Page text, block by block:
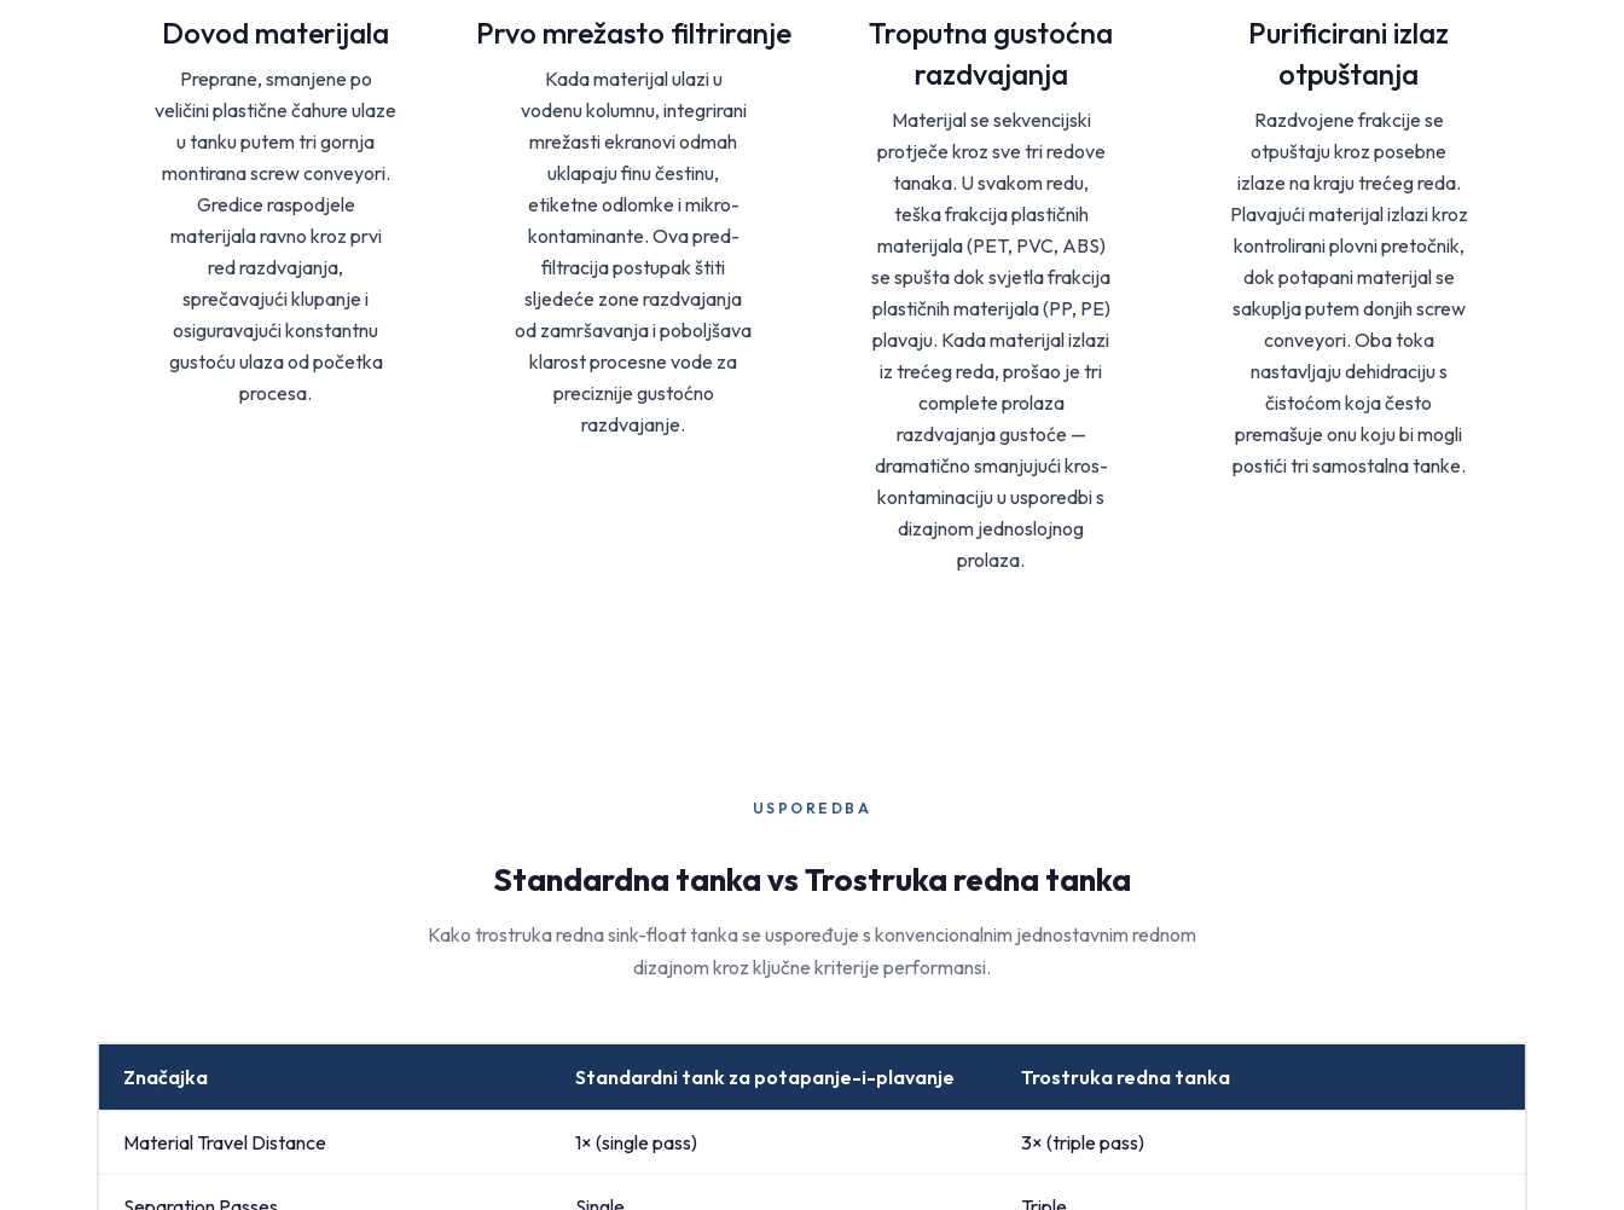
Dovod materijala
Preprane, smanjene po
veličini plastične čahure ulaze
u tanku putem tri gornja
montirana screw conveyori.
Gredice raspodjele
materijala ravno kroz prvi
red razdvajanja,
sprečavajući klupanje i
osiguravajući konstantnu
gustoću ulaza od početka
procesa.
Prvo mrežasto filtriranje
Kada materijal ulazi u
vodenu kolumnu, integrirani
mrežasti ekranovi odmah
uklapaju finu čestinu,
etiketne odlomke i mikro-
kontaminante. Ova pred-
filtracija postupak štiti
sljedeće zone razdvajanja
od zamršavanja i poboljšava
klarost procesne vode za
preciznije gustoćno
razdvajanje.
Troputna gustoćna
razdvajanja
Materijal se sekvencijski
protječe kroz sve tri redove
tanaka. U svakom redu,
teška frakcija plastičnih
materijala (PET, PVC, ABS)
se spušta dok svjetla frakcija
plastičnih materijala (PP, PE)
plavaju. Kada materijal izlazi
iz trećeg reda, prošao je tri
complete prolaza
razdvajanja gustoće —
dramatično smanjujući kros-
kontaminaciju u usporedbi s
dizajnom jednoslojnog
prolaza.
Purificirani izlaz
otpuštanja
Razdvojene frakcije se
otpuštaju kroz posebne
izlaze na kraju trećeg reda.
Plavajući materijal izlazi kroz
kontrolirani plovni pretočnik,
dok potapani materijal se
sakuplja putem donjih screw
conveyori. Oba toka
nastavljaju dehidraciju s
čistoćom koja često
premašuje onu koju bi mogli
postići tri samostalna tanke.
USPOREDBA
Standardna tanka vs Trostruka redna tanka
Kako trostruka redna sink-float tanka se uspoređuje s konvencionalnim jednostavnim rednom
dizajnom kroz ključne kriterije performansi.
Značajka Standardni tank za potapanje-i-plavanje Trostruka redna tanka
Material Travel Distance 1× (single pass) 3× (triple pass)